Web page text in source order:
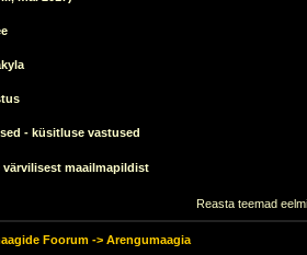
- küsitluse vastused
värvilisest maailmapildist
Reasta teemad
Foorum -> Arengumaagia